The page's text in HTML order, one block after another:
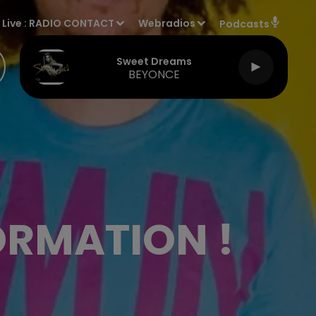
Live : RADIO CONTACT Webradios Podcasts
Sweet Dreams
BEYONCE
!